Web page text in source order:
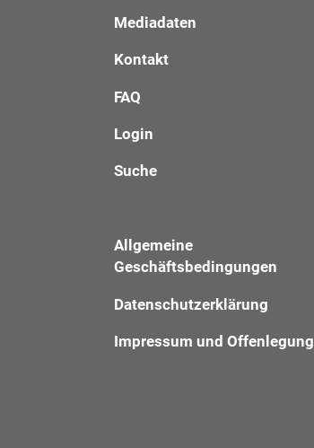
Mediadaten
Kontakt
FAQ
Login
Suche
Allgemeine
Geschäftsbedingungen
Datenschutzerklärung
Impressum und Offenlegung